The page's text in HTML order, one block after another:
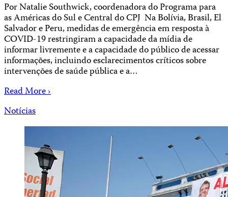
Por Natalie Southwick, coordenadora do Programa para
as Américas do Sul e Central do CPJ Na Bolívia, Brasil, El
Salvador e Peru, medidas de emergência em resposta à
COVID-19 restringiram a capacidade da mídia de
informar livremente e a capacidade do público de acessar
informações, incluindo esclarecimentos críticos sobre
intervenções de saúde pública e a…
Read More ›
Notícias